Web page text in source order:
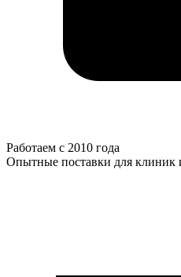
Работаем с 2010 года
Опытные поставки для клиник